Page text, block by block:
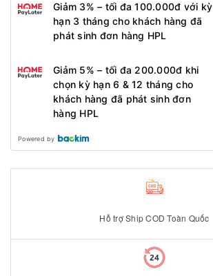
Giảm 3% – tối đa 100.000đ với kỳ
hạn 3 tháng cho khách hàng đã
phát sinh đơn hàng HPL
Giảm 5% – tối đa 200.000đ khi
chọn kỳ hạn 6 & 12 tháng cho
khách hàng đã phát sinh đơn
hàng HPL
Powered by
Hỗ trợ Ship COD Toàn Quốc